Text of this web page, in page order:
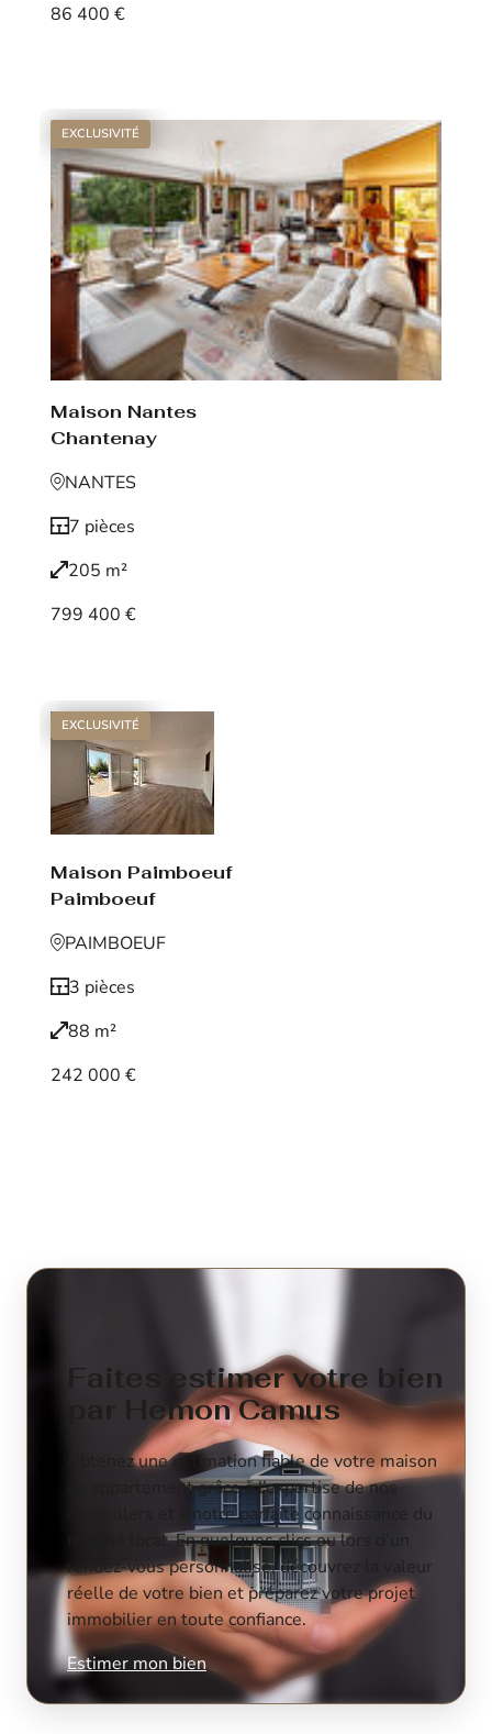
86 400 €
EXCLUSIVITÉ
Maison Nantes
Chantenay
NANTES
7 pièces
205 m²
799 400 €
EXCLUSIVITÉ
Maison Paimboeuf
Paimboeuf
PAIMBOEUF
3 pièces
88 m²
242 000 €
Faites estimer votre bien
par Hemon Camus
Obtenez une estimation fiable de votre maison
ou appartement grâce à l’expertise de nos
conseillers et à notre parfaite connaissance du
marché local. En quelques clics ou lors d’un
rendez-vous personnalisé, découvrez la valeur
réelle de votre bien et préparez votre projet
immobilier en toute confiance.
Estimer mon bien